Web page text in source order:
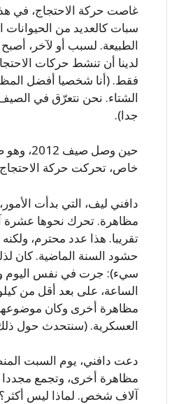
غاصت حركة الاحتجاج، في
سبات كالعديد من
الطبيعة. لسبب أو لآخر،
لدينا أن تنشط حركات
فقط. (أنا شخصيا أفضل
الشتاء. نحن نتعرّق في
جدا).
حين وصل
خاص، تحركت حركة
دافني ليف، التي بدأت
مظاهرة. تحرك نحوها عشرة
تقريبا. هذا عدد محترم،
حشود السنة الماضية. كان
سيء): جرت في نفس
الساعة، على بعد أقل من
مظاهرة أخرى وكان
العسكرية. (سنتحدث حول
دعت دافني، يوم السبت
مظاهرة أخرى، وتجمع
آلاف شخص. لماذا ليس